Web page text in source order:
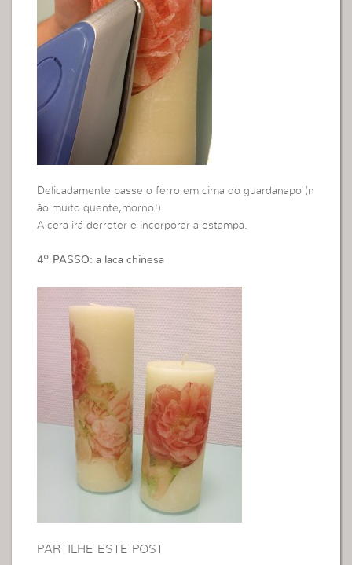
Delicadamente passe o ferro em cima do guardanapo (n
ão muito quente,morno!).
A cera irá derreter e incorporar a estampa.
4º PASSO: a laca chinesa
PARTILHE ESTE POST